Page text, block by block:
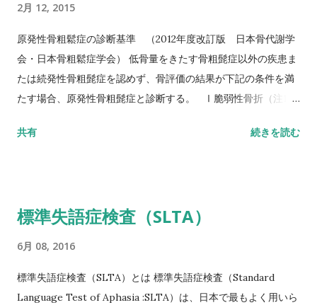
測する。 カットオフ 24.6秒：屋内歩行 11.6秒：屋外歩行 詳し
い評価方法はこちら記事を参照して下さい↓ 10メートル歩行テ
スト(10MWT)
2月 12, 2015
原発性骨粗鬆症の診断基準 （2012年度改訂版 日本骨代謝学
会・日本骨粗鬆症学会） 低骨量をきたす骨粗髭症以外の疾患ま
たは続発性骨粗髭症を認めず、骨評価の結果が下記の条件を満
たす場合、原発性骨粗髭症と診断する。 Ⅰ脆弱性骨折（注1）
の脆弱性骨折（注3）があり、骨密度（注4）がYAMの80％未満
性骨折、軽微な外力とは、立った姿勢からの転倒か、それ以下
を確認することが望ましい。 注3 そのほかの脆弱性骨折：軽微
な外力によって発生した非外傷性骨折で、骨折部位は肋骨、骨
共有 続きを読む
標準失語症検査（SLTA）
6月 08, 2016
標準失語症検査（SLTA）とは 標準失語症検査（Standard
Language Test of Aphasia :SLTA）は、日本で最もよく用いら